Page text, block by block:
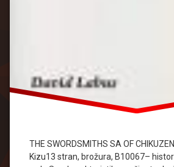
THE SWORDSMITHS SA OF
Kizu13 stran, brožura, B10067–